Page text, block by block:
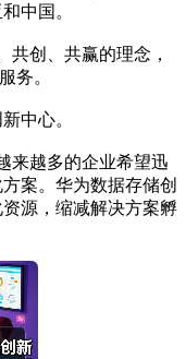
中国。
创、共赢的理念，
务。
中心。
越多的企业希望迅
案。华为数据存储创
源，缩减解决方案孵